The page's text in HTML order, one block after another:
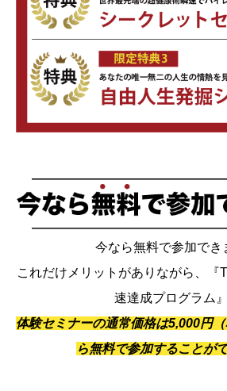
今なら無料で参加でき
これだけメリットがありながら、
速達成プログラム
体験セミナーの通常価格は5,000円
ら無料で参加することが